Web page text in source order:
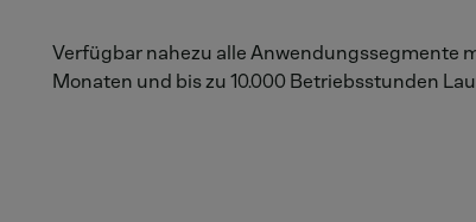
Verfügbar nahezu alle Anwendungssegmente
Monaten und bis zu 10.000 Betriebsstunden